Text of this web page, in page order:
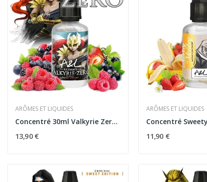
ARÔMES ET LIQUIDES
Concentré 30ml Valkyrie Zero Sweet Edition...
13,90 €
ARÔMES ET LIQUIDES
11,90 €